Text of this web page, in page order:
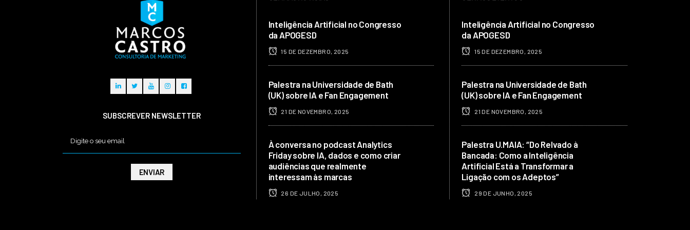
SUBSCREVER NEWSLETTER
Inteligência Artificial no Congresso
da APOGESD
15 DE DEZEMBRO, 2025
Palestra na Universidade de Bath
(UK) sobre IA e Fan Engagement
21 DE NOVEMBRO, 2025
À conversa no podcast Analytics
Friday sobre IA, dados e como criar
audiências que realmente
interessam às marcas
26 DE JULHO, 2025
Inteligência Artificial no Congresso
da APOGESD
15 DE DEZEMBRO, 2025
Palestra na Universidade de Bath
(UK) sobre IA e Fan Engagement
21 DE NOVEMBRO, 2025
Palestra U.MAIA: “Do Relvado à
Bancada: Como a Inteligência
Artificial Está a Transformar a
Ligação com os Adeptos”
29 DE JUNHO, 2025